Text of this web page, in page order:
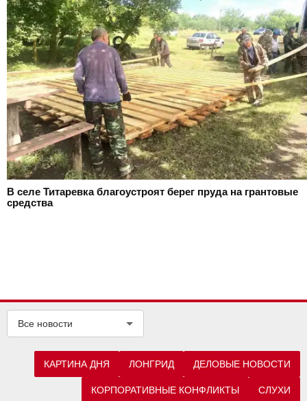
В селе Титаревка благоустроят берег пруда на грантовые
средства
Все новости
КАРТИНА ДНЯ ЛОНГРИД ДЕЛОВЫЕ НОВОСТИ
КОРПОРАТИВНЫЕ КОНФЛИКТЫ СЛУХИ